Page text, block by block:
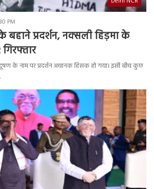
PM
बहाने प्रदर्शन, नक्सली हिड़मा के
के नाम पर प्रदर्शन अचानक हिंसक हो गया। इसी बीच कुछ